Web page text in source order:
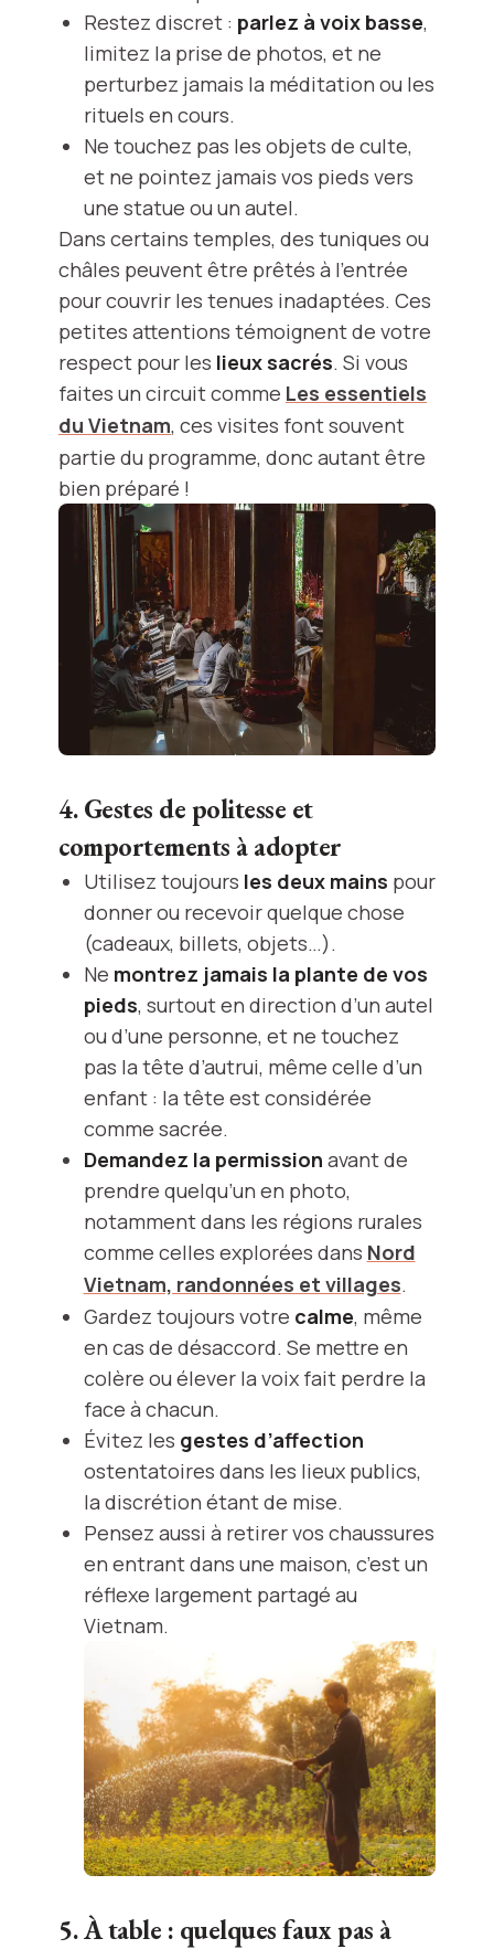
Restez discret : parlez à voix basse,
limitez la prise de photos, et ne
perturbez jamais la méditation ou les
rituels en cours.
Ne touchez pas les objets de culte,
et ne pointez jamais vos pieds vers
une statue ou un autel.
Dans certains temples, des tuniques ou
châles peuvent être prêtés à l’entrée
pour couvrir les tenues inadaptées. Ces
petites attentions témoignent de votre
respect pour les lieux sacrés. Si vous
faites un circuit comme Les essentiels
du Vietnam, ces visites font souvent
partie du programme, donc autant être
bien préparé !
4. Gestes de politesse et
comportements à adopter
Utilisez toujours les deux mains pour
donner ou recevoir quelque chose
(cadeaux, billets, objets…).
Ne montrez jamais la plante de vos
pieds, surtout en direction d’un autel
ou d’une personne, et ne touchez
pas la tête d’autrui, même celle d’un
enfant : la tête est considérée
comme sacrée.
Demandez la permission avant de
prendre quelqu’un en photo,
notamment dans les régions rurales
comme celles explorées dans Nord
Vietnam, randonnées et villages.
Gardez toujours votre calme, même
en cas de désaccord. Se mettre en
colère ou élever la voix fait perdre la
face à chacun.
Évitez les gestes d’affection
ostentatoires dans les lieux publics,
la discrétion étant de mise.
Pensez aussi à retirer vos chaussures
en entrant dans une maison, c’est un
réflexe largement partagé au
Vietnam.
5. À table : quelques faux pas à